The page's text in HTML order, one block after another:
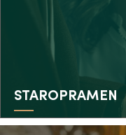
STAROPRAMEN